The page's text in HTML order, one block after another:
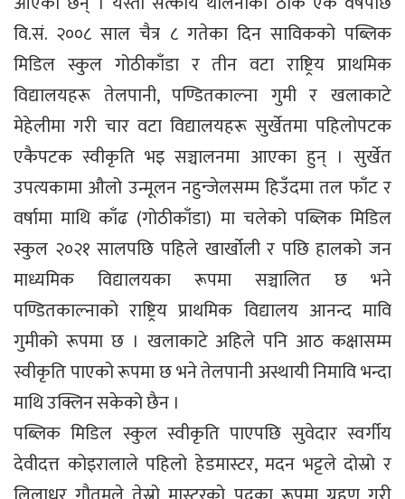
वि.सं. २००८ साल चैत्र ८ गतेका दिन साविकको पब्लिक
मिडिल स्कुल गोठीकाँडा र तीन वटा राष्ट्रिय प्राथमिक
विद्यालयहरू तेलपानी, पण्डितकाल्ना गुमी र खलाकाटे
मेहेलीमा गरी चार वटा विद्यालयहरू सुर्खेतमा पहिलोपटक
एकैपटक स्वीकृति भइ सञ्चालनमा आएका हुन् । सुर्खेत
उपत्यकामा औलो उन्मूलन नहुन्जेलसम्म हिउँदमा तल फाँट र
वर्षामा माथि काँढ (गोठीकाँडा) मा चलेको पब्लिक मिडिल
स्कुल २०२१ सालपछि पहिले खार्खोली र पछि हालको जन
माध्यमिक विद्यालयका रूपमा सञ्चालित छ भने
पण्डितकाल्नाको राष्ट्रिय प्राथमिक विद्यालय आनन्द मावि
गुमीको रूपमा छ । खलाकाटे अहिले पनि आठ कक्षासम्म
स्वीकृति पाएको रूपमा छ भने तेलपानी अस्थायी निमावि भन्दा
माथि उक्लिन सकेको छैन ।
पब्लिक मिडिल स्कुल स्वीकृति पाएपछि सुवेदार स्वर्गीय
देवीदत्त कोइरालाले पहिलो हेडमास्टर, मदन भट्टले दोस्रो र